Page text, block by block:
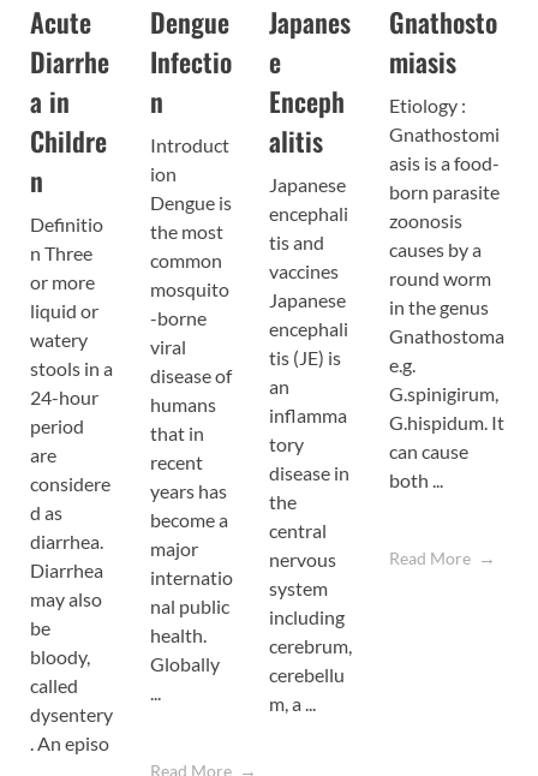
Acute
Diarrhe
a in
Childre
n
Definitio
n Three
or more
liquid or
watery
stools in a
24-hour
period
are
considere
d as
diarrhea.
Diarrhea
may also
be
bloody,
called
dysentery
. An episo
Dengue
Infectio
n
Introduct
ion
Dengue is
the most
common
mosquito
-borne
viral
disease of
humans
that in
recent
years has
become a
major
internatio
nal public
health.
Globally
Read More
Japanes
e
Enceph
alitis
Japanese
encephali
tis and
vaccines
Japanese
encephali
tis (JE) is
an
inflamma
tory
disease in
the
central
nervous
system
including
cerebrum,
cerebellu
m, a ...
Gnathosto
miasis
Etiology :
Gnathostomi
asis is a food-
born parasite
zoonosis
causes by a
round worm
in the genus
Gnathostoma
e.g.
G.spinigirum,
G.hispidum. It
can cause
both ...
Read More